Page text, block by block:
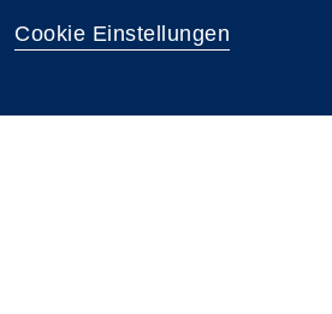
Cookie Einstellungen